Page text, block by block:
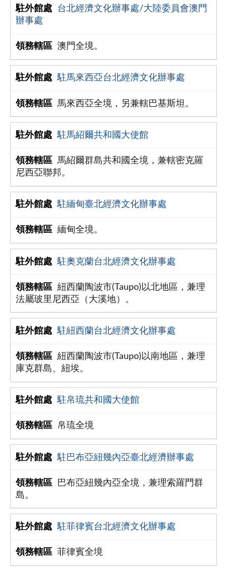
台北經濟文化辦事處/大陸委員會澳門
辦事處
澳門全境。
駐馬來西亞台北經濟文化辦事處
馬來西亞全境，另兼轄巴基斯坦。
駐馬紹爾共和國大使館
馬紹爾群島共和國全境，兼轄密克羅
尼西亞聯邦。
駐緬甸臺北經濟文化辦事處
緬甸全境。
駐奧克蘭台北經濟文化辦事處
紐西蘭陶波市(Taupo)以北地區，兼理
法屬玻里尼西亞（大溪地）。
駐紐西蘭台北經濟文化辦事處
紐西蘭陶波市(Taupo)以南地區，兼理
庫克群島、紐埃。
駐帛琉共和國大使館
帛琉全境
駐巴布亞紐幾內亞臺北經濟辦事處
巴布亞紐幾內亞全境，兼理索羅門群
島。
駐菲律賓台北經濟文化辦事處
菲律賓全境